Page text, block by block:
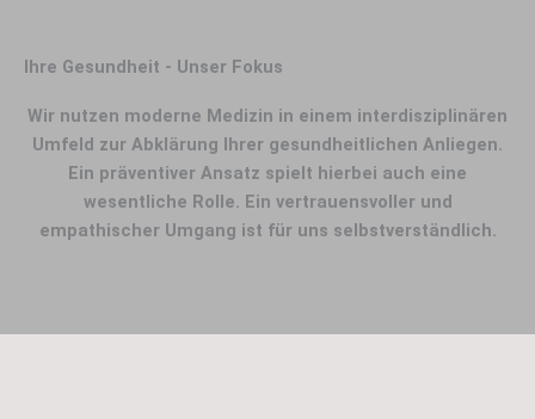
Ihre Gesundheit - Unser Fokus
Wir nutzen moderne Medizin in einem interdisziplinären
Umfeld zur Abklärung Ihrer gesundheitlichen Anliegen.
Ein präventiver Ansatz spielt hierbei auch eine
wesentliche Rolle. Ein vertrauensvoller und
empathischer Umgang ist für uns selbstverständlich.